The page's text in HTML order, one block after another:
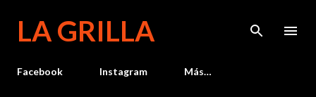
LA GRILLA
Facebook Instagram Más…